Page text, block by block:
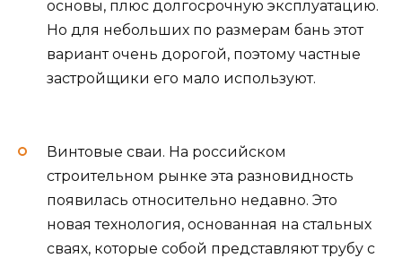
основы, плюс долгосрочную эксплуатацию.
Но для небольших по размерам бань этот
вариант очень дорогой, поэтому частные
застройщики его мало используют.
Винтовые сваи. На российском
строительном рынке эта разновидность
появилась относительно недавно. Это
новая технология, основанная на стальных
сваях, которые собой представляют трубу с